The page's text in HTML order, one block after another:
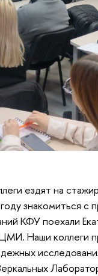
ездят на
знакомиться с
КФУ поехали
Наши коллеги